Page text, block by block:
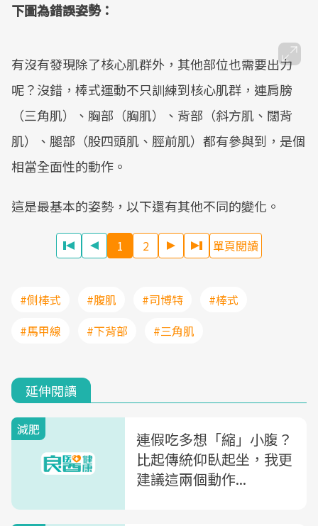
下圖為錯誤姿勢：
有沒有發現除了核心肌群外，其他部位也需要出力
呢？沒錯，棒式運動不只訓練到核心肌群，連肩膀
（三角肌）、胸部（胸肌）、背部（斜方肌、闊背
肌）、腿部（股四頭肌、脛前肌）都有參與到，是個
相當全面性的動作。
這是最基本的姿勢，以下還有其他不同的變化。
1 2 單頁閱讀
#側棒式 #腹肌 #司博特
#棒式
#馬甲線
#下背部 #三角肌
延伸閱讀
減肥
連假吃多想「縮」小腹？
比起傳統仰臥起坐，我更
建議這兩個動作...